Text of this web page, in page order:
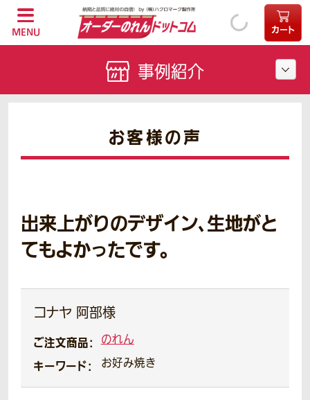
MENU カート
お客様の声
出来上がりのデザイン、生地がと
てもよかったです。
コナヤ 阿部様
ご注文商品： のれん
キーワード： お好み焼き
事例紹介